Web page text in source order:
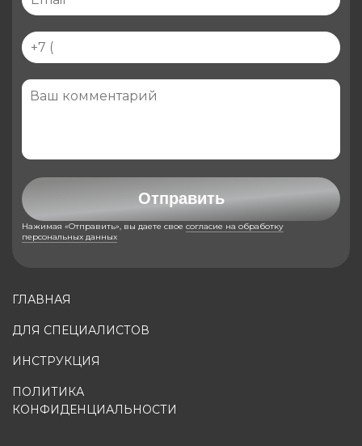
ГЛАВНАЯ
ДЛЯ СПЕЦИАЛИСТОВ
ИНСТРУКЦИЯ
ПОЛИТИКА
КОНФИДЕНЦИАЛЬНОСТИ
Отправить
Нажимая «Отправить», вы даете свое согласие на обработку
персональных данных